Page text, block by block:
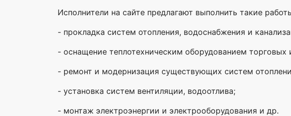
Исполнители на сайте предлагают выполнить такие
- прокладка систем отопления, водоснабжения и
- оснащение теплотехническим оборудованием
- ремонт и модернизация существующих систем
- установка систем вентиляции, водоотлива;
- монтаж электроэнергии и электрооборудования и др.